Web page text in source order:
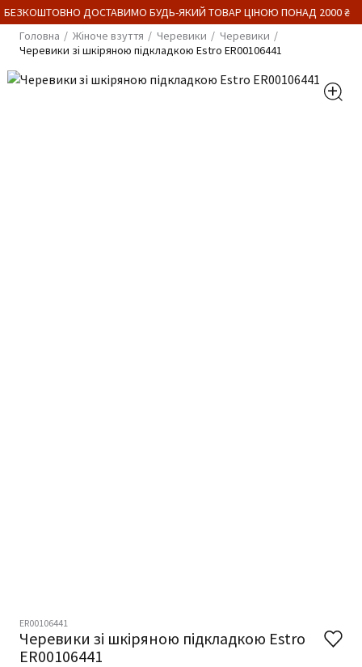
ДОСТАВИМО БУДЬ-ЯКИЙ ТОВАР ЦІНОЮ ПОНАД 2000 ₴
Головна
Жіноче взуття Черевики
Черевики
Черевики зі шкіряною підкладкою Estro ER00106441
ER00106441
Черевики зі шкіряною підкладкою Estro
ER00106441